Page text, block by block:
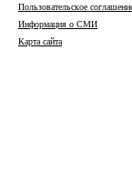
Пользовательское
Информация о СМИ
Карта сайта